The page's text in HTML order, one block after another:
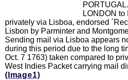
LONDON
privately via Lisboa, endorsed
Lisbon by Parminter and
Sending mail via Lisboa appears
during this period due to the long
Oct. 7 1763) taken compared to
West Indies Packet carrying mail
(Image1)